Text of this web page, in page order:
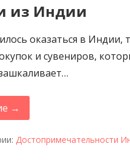
из Индии
оказаться в Индии,
и сувениров,
→
Достопримечательности